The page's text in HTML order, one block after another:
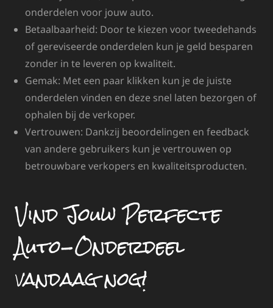
onderdelen voor jouw auto.
Betaalbaarheid: Door te kiezen voor tweedehands
of gereviseerde onderdelen kun je geld besparen
zonder in te leveren op kwaliteit.
Gemak: Met een paar klikken kun je de juiste
onderdelen vinden en deze snel laten bezorgen of
ophalen bij de verkoper.
Vertrouwen: Dankzij beoordelingen en feedback
van andere gebruikers kun je vertrouwen op
betrouwbare verkopers en kwaliteitsproducten.
Vind Jouw Perfecte
Auto-Onderdeel
vandaag nog!